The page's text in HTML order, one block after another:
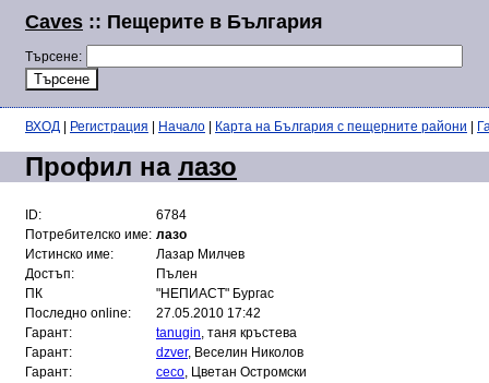
Caves :: Пещерите в България
Търсене:
ВХОД Регистрация Начало Карта на България с пещерните райони
Профил на лазо
ID:
6784
Потребителско име: лазо
Истинско име:
Лазар Милчев
Достъп:
Пълен
ПК
"НЕПИАСТ" Бургас
Последно online:
27.05.2010 17:42
Гарант:
tanugin, таня кръстева
Гарант:
dzver, Веселин Николов
Гарант:
ceco, Цветан Остромски